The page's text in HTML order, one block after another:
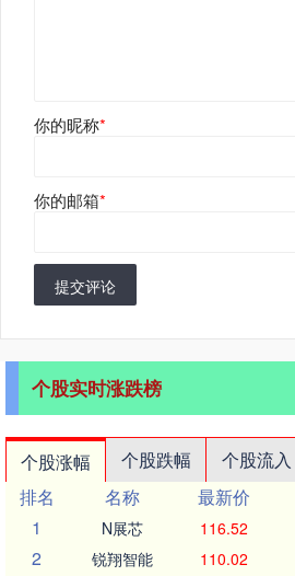
你的昵称*
你的邮箱*
提交评论
个股实时涨跌榜
个股涨幅 个股跌幅 个股流入
排名
名称 最新价
1
N展芯 116.52
2 锐翔智能 110.02